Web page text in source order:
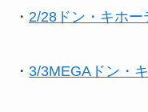
・ 2/28ドン・キホ
・ 3/3MEGAドン・